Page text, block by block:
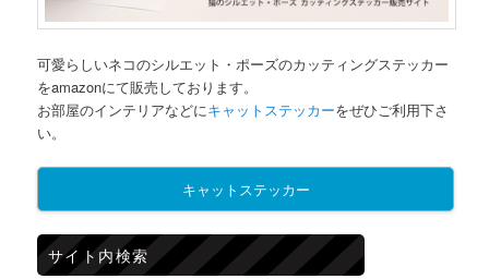
可愛らしいネコのシルエット・ポーズのカッティングステッカー
をamazonにて販売しております。
お部屋のインテリアなどにキャットステッカーをぜひご利用下さ
い。
キャットステッカー
サイト内検索